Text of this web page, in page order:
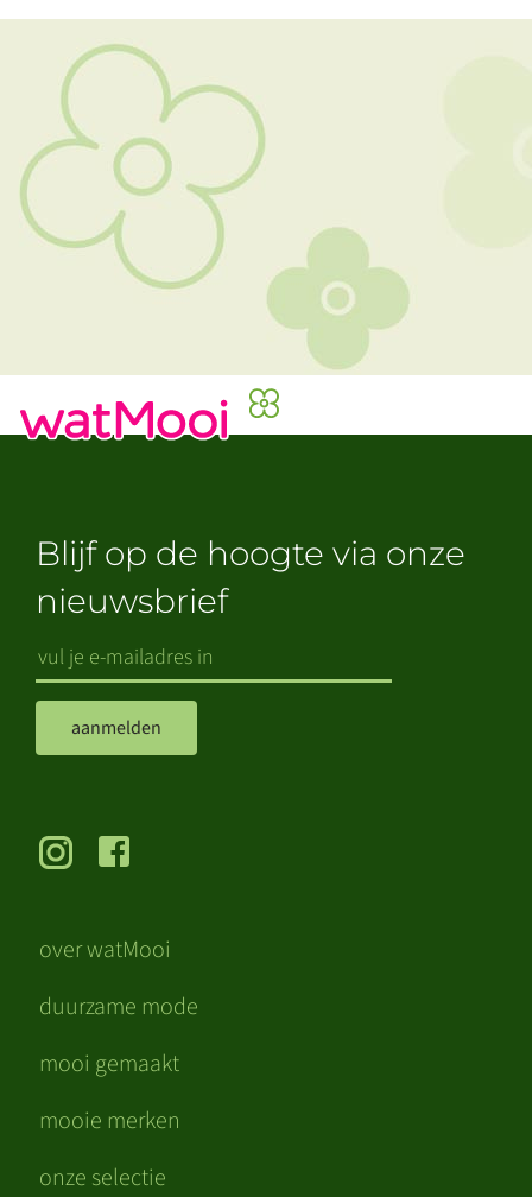
over watMooi
duurzame mode
mooi gemaakt
mooie merken
onze selectie
Blijf op de hoogte via onze
nieuwsbrief
aanmelden